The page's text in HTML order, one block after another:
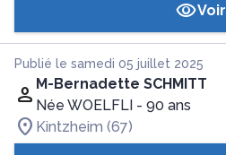
Voir
Publié le samedi 05 juillet 2025
M-Bernadette SCHMITT
Née WOELFLI - 90 ans
Kintzheim (67)